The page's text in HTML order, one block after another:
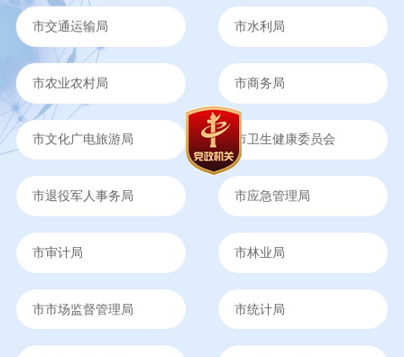
市交通运输局 市水利局
市农业农村局 市商务局
市文化广电旅游局 市卫生健康委员会
市退役军人事务局 市应急管理局
市审计局 市林业局
市市场监督管理局 市统计局